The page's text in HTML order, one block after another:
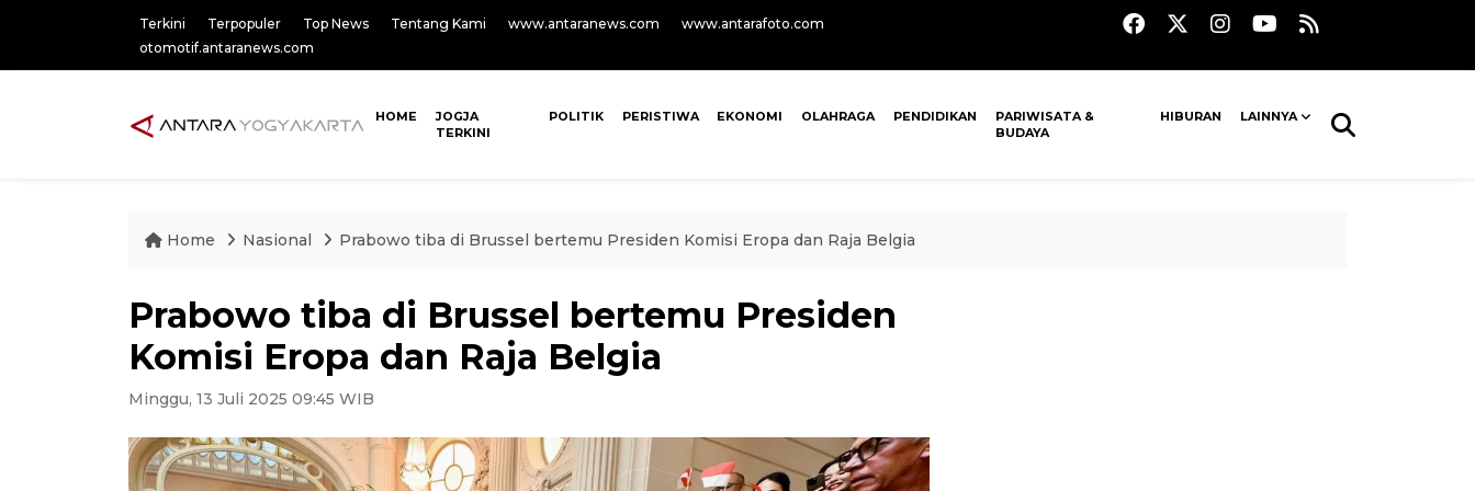
Terkini Terpopuler Top News Tentang Kami www.antaranews.com
www.antarafoto.com
otomotif.antaranews.com
HOME
JOGJA
TERKINI
POLITIK PERISTIWA EKONOMI OLAHRAGA PENDIDIKAN
PARIWISATA &
BUDAYA
HIBURAN LAINNYA
Home Nasional Prabowo tiba di Brussel bertemu Presiden Komisi Eropa dan Raja Belgia
Prabowo tiba di Brussel bertemu Presiden
Komisi Eropa dan Raja Belgia
Minggu, 13 Juli 2025 09:45 WIB